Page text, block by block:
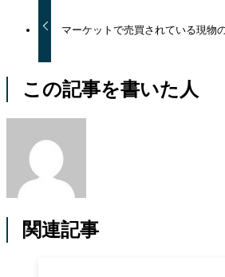
マーケットで売買されている現物
この記事を書いた人
関連記事